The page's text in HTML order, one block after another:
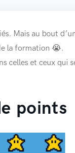
Mais au bout
la formation 😭.
celles et ceux qui
points